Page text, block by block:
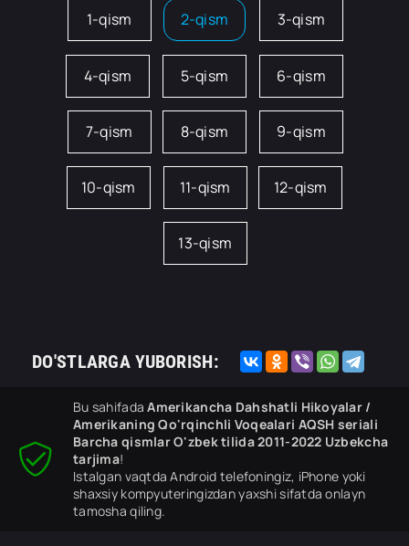
1-qism 2-qism 3-qism
4-qism 5-qism 6-qism
7-qism 8-qism 9-qism
10-qism 11-qism 12-qism
13-qism
DO'STLARGA YUBORISH:
Bu sahifadaAmerikancha Dahshatli Hikoyalar /
Amerikaning Qo'rqinchli Voqealari AQSH seriali
Barcha qismlar O'zbek tilida 2011-2022 Uzbekcha
tarjima!
Istalgan vaqtda Android telefoningiz, iPhone yoki
shaxsiy kompyuteringizdan yaxshi sifatda onlayn
tamosha qiling.